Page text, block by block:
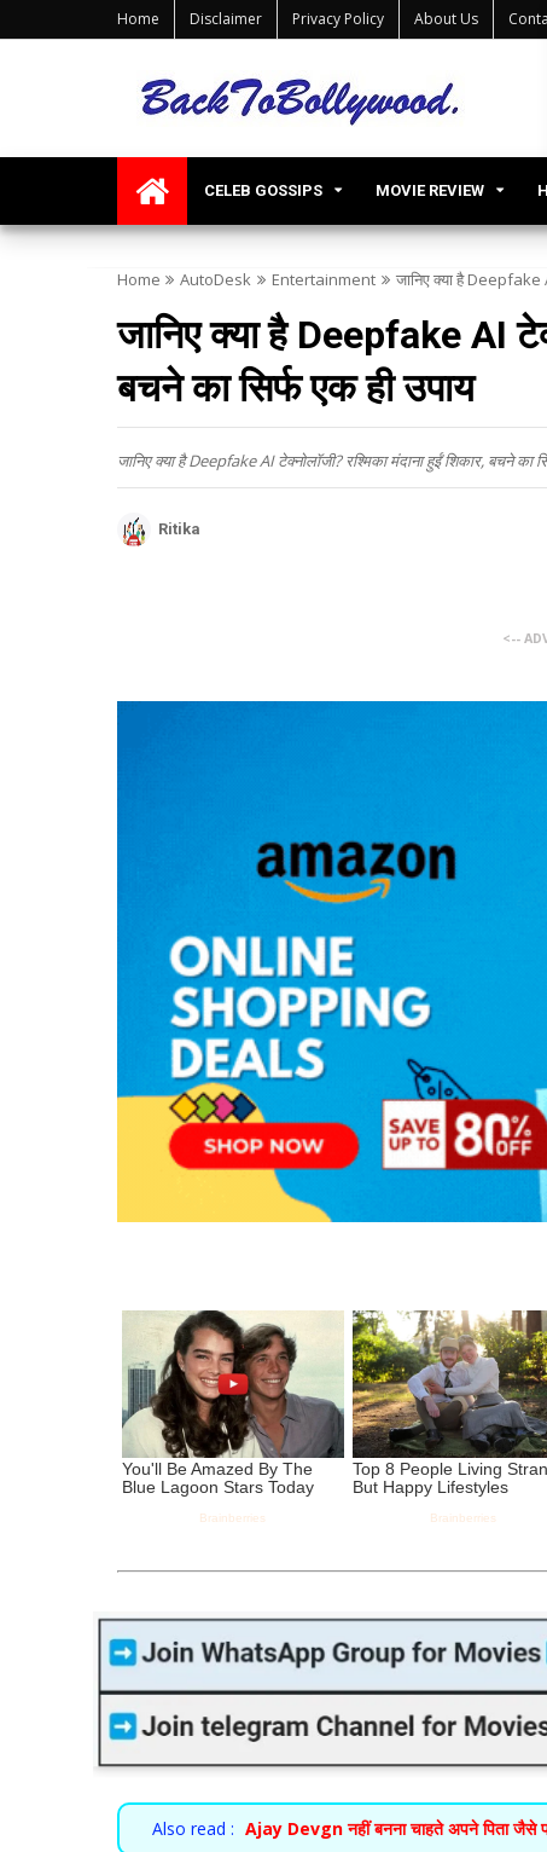
Home Disclaimer Privacy Policy About Us
CELEB GOSSIPS MOVIE REVIEW
Home AutoDesk Entertainment जानिए क्या है Deepfake
जानिए क्या है Deepfake AI
बचने का सिर्फ एक ही उपाय
जानिए क्या है Deepfake AI टेक्नोलॉजी? रश्मिका मंदाना हुईं शिकार, बचने का
Ritika
<--
Also read : Ajay Devgn नहीं बनना चाहते अपने पिता जैसे